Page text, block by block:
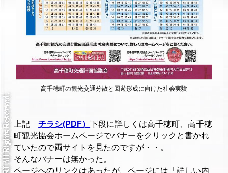
高千穂町の観光交通分散と回遊形成に向けた社会実験
上記チラシ(PDF）下段に詳しくは高千穂町、高千穂
町観光協会ホームページでバナーをクリックと書かれ
ていたので両サイトを見たのですが・・。
そんなバナーは無かった。
ページへのリンクはあったが、ページには「詳しい内